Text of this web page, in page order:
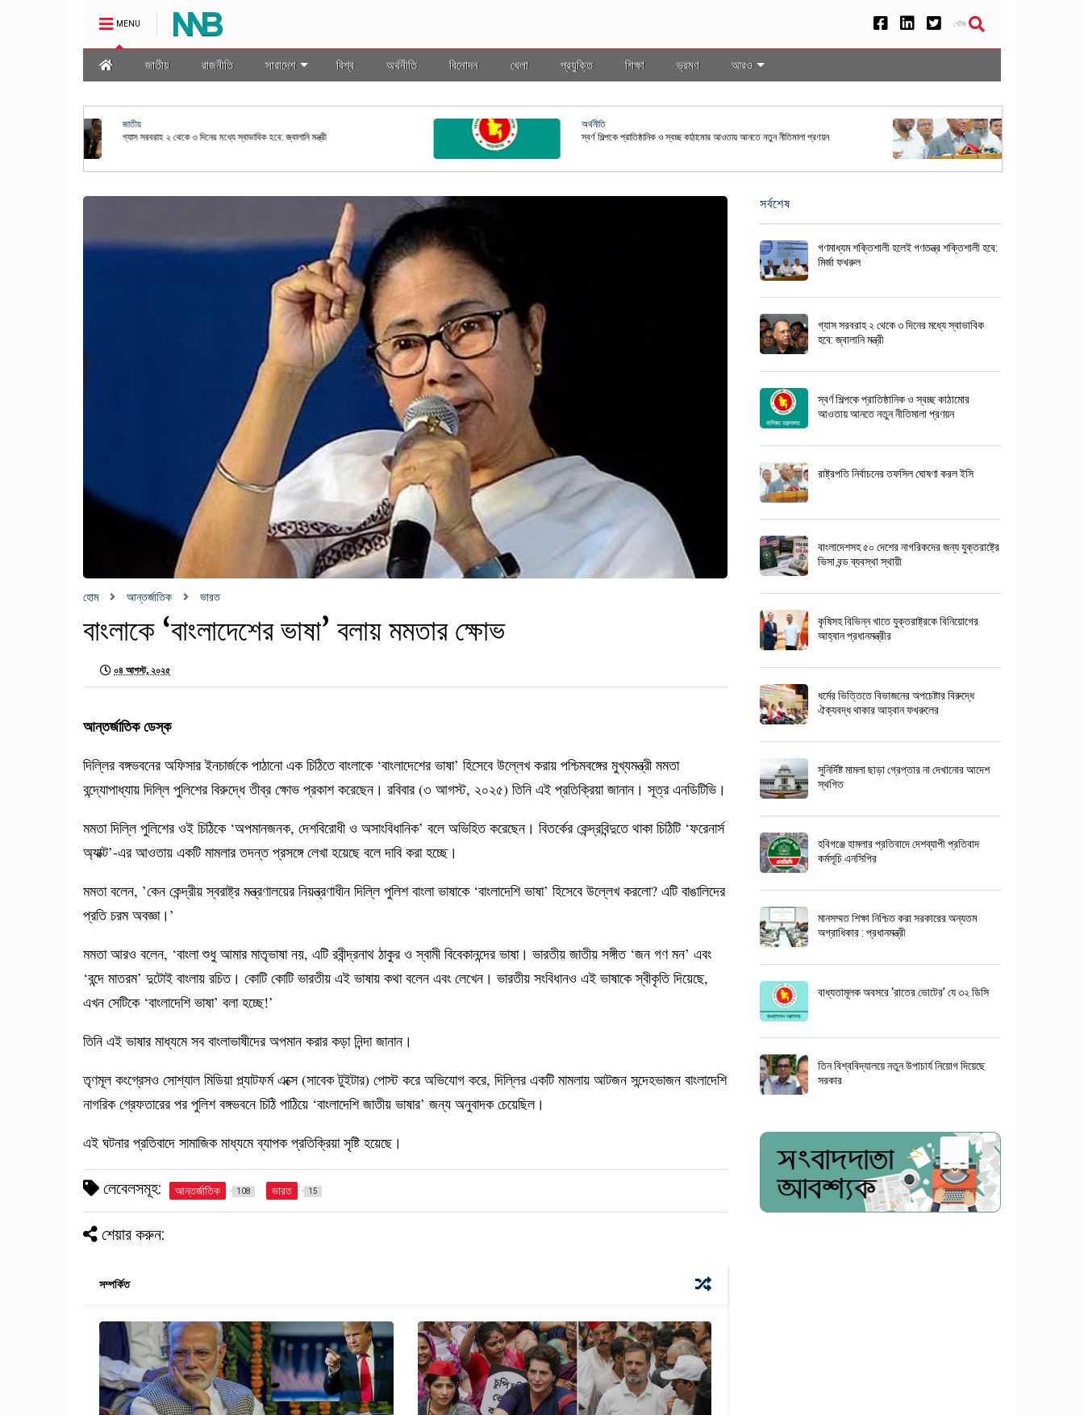
MENU খোঁজ
জাতীয় রাজনীতি সারাদেশ বিশ্ব অর্থনীতি বিনোদন খেলা প্রযুক্তি শিক্ষা ভ্রমণ আরও
স্বর্ণ শিল্পকে প্রাতিষ্ঠানিক ও স্বচ্ছ কাঠামোর আওতায় আনতে নতুন নীতিমালা প্রণয়ন
রাষ্ট্রপতি নির্বাচনের তফসিল ঘোষণা করল ইসি
হোম আন্তর্জাতিক ভারত
বাংলাকে ‘বাংলাদেশের ভাষা’ বলায় মমতার ক্ষোভ
০৪ আগস্ট, ২০২৫
আন্তর্জাতিক ডেস্ক
দিল্লির বঙ্গভবনের অফিসার ইনচার্জকে পাঠানো এক চিঠিতে বাংলাকে ‘বাংলাদেশের ভাষা’ হিসেবে উল্লেখ করায় পশ্চিমবঙ্গের মুখ্যমন্ত্রী মমতা
বন্দ্যোপাধ্যায় দিল্লি পুলিশের বিরুদ্ধে তীব্র ক্ষোভ প্রকাশ করেছেন। রবিবার (৩ আগস্ট, ২০২৫) তিনি এই প্রতিক্রিয়া জানান। সূত্র এনডিটিভি।
মমতা দিল্লি পুলিশের ওই চিঠিকে ‘অপমানজনক, দেশবিরোধী ও অসাংবিধানিক’ বলে অভিহিত করেছেন। বিতর্কের কেন্দ্রবিন্দুতে থাকা চিঠিটি ‘ফরেনার্স
অ্যাক্ট’-এর আওতায় একটি মামলার তদন্ত প্রসঙ্গে লেখা হয়েছে বলে দাবি করা হচ্ছে।
মমতা বলেন, ’কেন কেন্দ্রীয় স্বরাষ্ট্র মন্ত্রণালয়ের নিয়ন্ত্রণাধীন দিল্লি পুলিশ বাংলা ভাষাকে ‘বাংলাদেশি ভাষা’ হিসেবে উল্লেখ করলো? এটি বাঙালিদের
প্রতি চরম অবজ্ঞা।’
মমতা আরও বলেন, ‘বাংলা শুধু আমার মাতৃভাষা নয়, এটি রবীন্দ্রনাথ ঠাকুর ও স্বামী বিবেকানন্দের ভাষা। ভারতীয় জাতীয় সঙ্গীত ‘জন গণ মন’ এবং
‘বন্দে মাতরম’ দুটোই বাংলায় রচিত। কোটি কোটি ভারতীয় এই ভাষায় কথা বলেন এবং লেখেন। ভারতীয় সংবিধানও এই ভাষাকে স্বীকৃতি দিয়েছে,
এখন সেটিকে ‘বাংলাদেশি ভাষা’ বলা হচ্ছে!’
তিনি এই ভাষার মাধ্যমে সব বাংলাভাষীদের অপমান করার কড়া নিন্দা জানান।
তৃণমূল কংগ্রেসও সোশ্যাল মিডিয়া প্ল্যাটফর্ম এক্সে (সাবেক টুইটার) পোস্ট করে অভিযোগ করে, দিল্লির একটি মামলায় আটজন সন্দেহভাজন বাংলাদেশি
নাগরিক গ্রেফতারের পর পুলিশ বঙ্গভবনে চিঠি পাঠিয়ে ‘বাংলাদেশি জাতীয় ভাষার’ জন্য অনুবাদক চেয়েছিল।
এই ঘটনার প্রতিবাদে সামাজিক মাধ্যমে ব্যাপক প্রতিক্রিয়া সৃষ্টি হয়েছে।
লেবেলসমূহ: আন্তর্জাতিক 108 ভারত 15
শেয়ার করুন:
সম্পর্কিত
সর্বশেষ
গণমাধ্যম শক্তিশালী হলেই গণতন্ত্র শক্তিশালী হবে:
মির্জা ফখরুল
গ্যাস সরবরাহ ২ থেকে ৩ দিনের মধ্যে স্বাভাবিক
হবে: জ্বালানি মন্ত্রী
স্বর্ণ শিল্পকে প্রাতিষ্ঠানিক ও স্বচ্ছ কাঠামোর
আওতায় আনতে নতুন নীতিমালা প্রণয়ন
রাষ্ট্রপতি নির্বাচনের তফসিল ঘোষণা করল ইসি
বাংলাদেশসহ ৫০ দেশের নাগরিকদের জন্য যুক্তরাষ্ট্রে
ভিসা বন্ড ব্যবস্থা স্থায়ী
কৃষিসহ বিভিন্ন খাতে যুক্তরাষ্ট্রকে বিনিয়োগের
আহ্বান প্রধানমন্ত্রীর
ধর্মের ভিত্তিতে বিভাজনের অপচেষ্টার বিরুদ্ধে
ঐক্যবদ্ধ থাকার আহ্বান ফখরুলের
সুনির্দিষ্ট মামলা ছাড়া গ্রেপ্তার না দেখানোর আদেশ
স্থগিত
হবিগঞ্জে হামলার প্রতিবাদে দেশব্যাপী প্রতিবাদ
কর্মসূচি এনসিপির
মানসম্মত শিক্ষা নিশ্চিত করা সরকারের অন্যতম
অগ্রাধিকার : প্রধানমন্ত্রী
বাধ্যতামূলক অবসরে ‘রাতের ভোটের’ যে ৩২ ডিসি
তিন বিশ্ববিদ্যালয়ে নতুন উপাচার্য নিয়োগ দিয়েছে
সরকার